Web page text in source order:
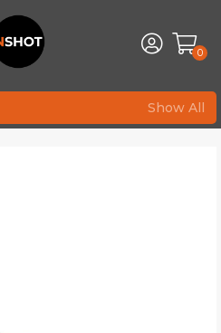
0
Show All